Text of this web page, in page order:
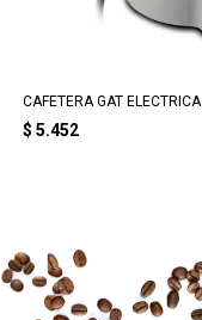
CAFETERA GAT
$ 5.452